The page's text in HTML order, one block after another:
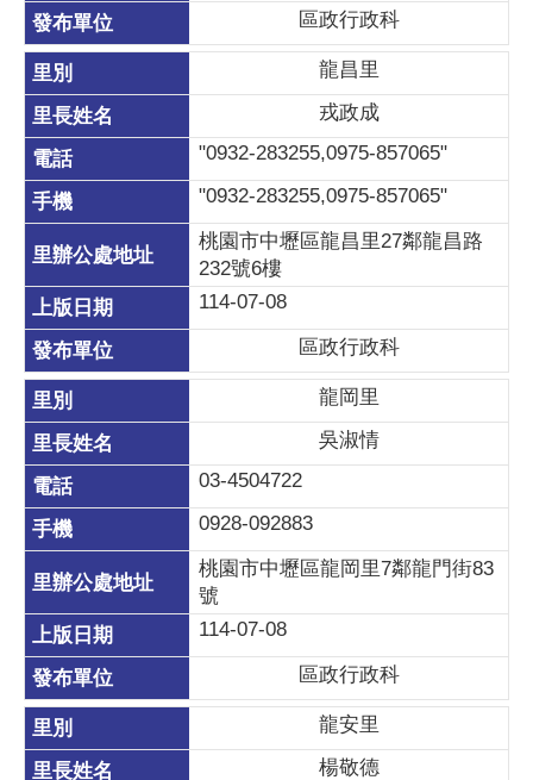
區政行政科
龍昌里
戎政成
"0932-283255,0975-857065"
"0932-283255,0975-857065"
桃園市中壢區龍昌里27鄰龍昌路
232號6樓
114-07-08
區政行政科
龍岡里
吳淑情
03-4504722
0928-092883
桃園市中壢區龍岡里7鄰龍門街83
號
114-07-08
區政行政科
龍安里
楊敬德